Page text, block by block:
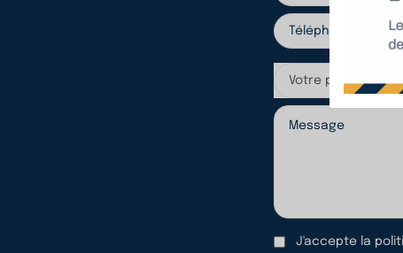
Votre préférence
J'accepte la